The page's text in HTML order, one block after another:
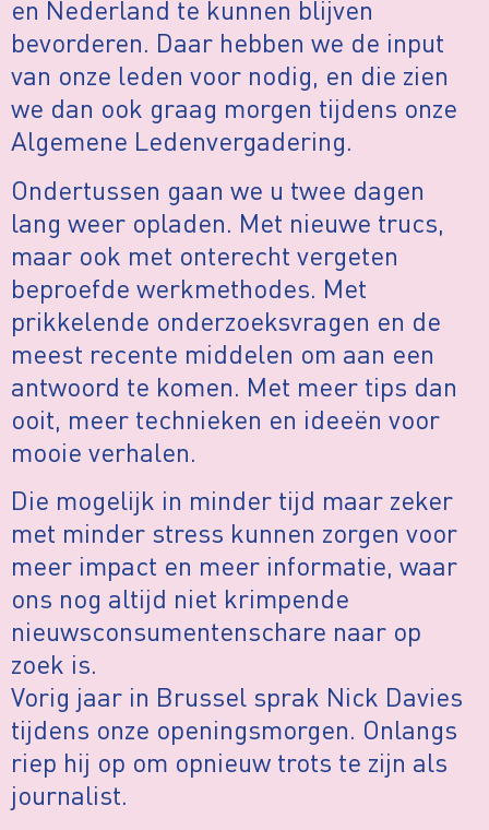
en Nederland te kunnen blijven
bevorderen. Daar hebben we de input
van onze leden voor nodig, en die zien
we dan ook graag morgen tijdens onze
Algemene Ledenvergadering.
Ondertussen gaan we u twee dagen
lang weer opladen. Met nieuwe trucs,
maar ook met onterecht vergeten
beproefde werkmethodes. Met
prikkelende onderzoeksvragen en de
meest recente middelen om aan een
antwoord te komen. Met meer tips dan
ooit, meer technieken en ideeën voor
mooie verhalen.
Die mogelijk in minder tijd maar zeker
met minder stress kunnen zorgen voor
meer impact en meer informatie, waar
ons nog altijd niet krimpende
nieuwsconsumentenschare naar op
zoek is.
Vorig jaar in Brussel sprak Nick Davies
tijdens onze openingsmorgen. Onlangs
riep hij op om opnieuw trots te zijn als
journalist.